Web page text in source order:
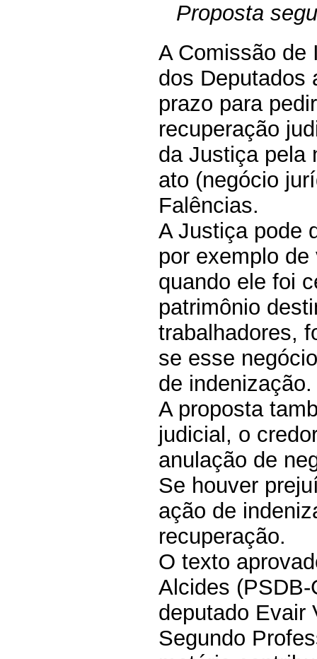
Proposta
A Comissão de
dos Deputados
prazo para
recuperação
da Justiça pela
ato (negócio
Falências.
A Justiça pode
por exemplo
quando ele foi
patrimônio
trabalhadores,
se esse
de indenização.
A proposta
judicial, o
anulação de
Se houver
ação de
recuperação.
O texto
Alcides
deputado Evair
Segundo